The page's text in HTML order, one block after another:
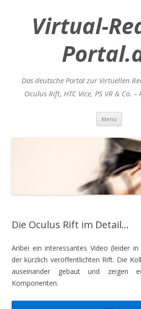
Virtual-
Das deutsche Portal zur Virtuellen
Oculus Rift, HTC Vice, PS VR & Co.
Menü Zum
Die Oculus Rift im Detail…
Anbei ein interessantes Video (leider
der kürzlich veröffentlichten Rift. Die
auseinander gebaut und zeigen
Komponenten.